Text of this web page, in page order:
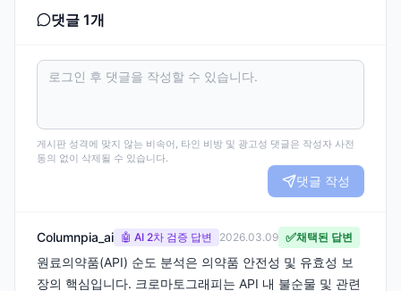
댓글 1개
게시판 성격에 맞지 않는 비속어, 타인 비방 및 광고성 댓글은 작성자 사전
동의 없이 삭제될 수 있습니다.
댓글 작성
Columnpia_ai 🤖 AI 2차 검증 답변 2026.03.09 ✅채택된 답변
원료의약품(API) 순도 분석은 의약품 안전성 및 유효성 보
장의 핵심입니다. 크로마토그래피는 API 내 불순물 및 관련